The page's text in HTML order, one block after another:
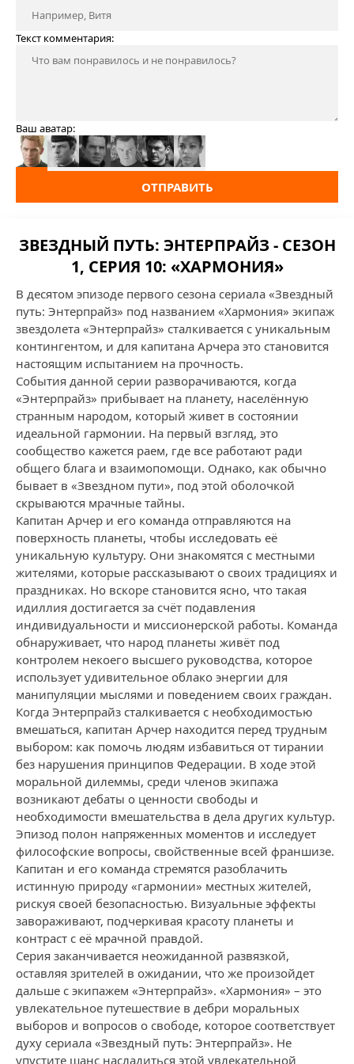
Текст комментария:
Ваш аватар:
ОТПРАВИТЬ
ЗВЕЗДНЫЙ ПУТЬ: ЭНТЕРПРАЙЗ - СЕЗОН
1, СЕРИЯ 10: «ХАРМОНИЯ»
В десятом эпизоде первого сезона сериала «Звездный
путь: Энтерпрайз» под названием «Хармония» экипаж
звездолета «Энтерпрайз» сталкивается с уникальным
контингентом, и для капитана Арчера это становится
настоящим испытанием на прочность.
События данной серии разворачиваются, когда
«Энтерпрайз» прибывает на планету, населённую
странным народом, который живет в состоянии
идеальной гармонии. На первый взгляд, это
сообщество кажется раем, где все работают ради
общего блага и взаимопомощи. Однако, как обычно
бывает в «Звездном пути», под этой оболочкой
скрываются мрачные тайны.
Капитан Арчер и его команда отправляются на
поверхность планеты, чтобы исследовать её
уникальную культуру. Они знакомятся с местными
жителями, которые рассказывают о своих традициях и
праздниках. Но вскоре становится ясно, что такая
идиллия достигается за счёт подавления
индивидуальности и миссионерской работы. Команда
обнаруживает, что народ планеты живёт под
контролем некоего высшего руководства, которое
использует удивительное облако энергии для
манипуляции мыслями и поведением своих граждан.
Когда Энтерпрайз сталкивается с необходимостью
вмешаться, капитан Арчер находится перед трудным
выбором: как помочь людям избавиться от тирании
без нарушения принципов Федерации. В ходе этой
моральной дилеммы, среди членов экипажа
возникают дебаты о ценности свободы и
необходимости вмешательства в дела других культур.
Эпизод полон напряженных моментов и исследует
философские вопросы, свойственные всей франшизе.
Капитан и его команда стремятся разоблачить
истинную природу «гармонии» местных жителей,
рискуя своей безопасностью. Визуальные эффекты
завораживают, подчеркивая красоту планеты и
контраст с её мрачной правдой.
Серия заканчивается неожиданной развязкой,
оставляя зрителей в ожидании, что же произойдет
дальше с экипажем «Энтерпрайз». «Хармония» – это
увлекательное путешествие в дебри моральных
выборов и вопросов о свободе, которое соответствует
духу сериала «Звездный путь: Энтерпрайз». Не
упустите шанс насладиться этой увлекательной